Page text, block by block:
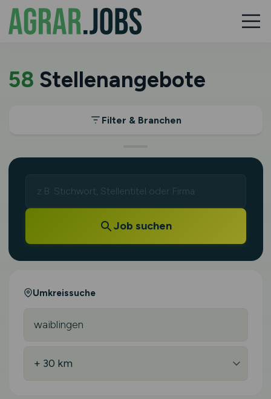
58 Stellenangebote
Filter & Branchen
Job suchen
Umkreissuche